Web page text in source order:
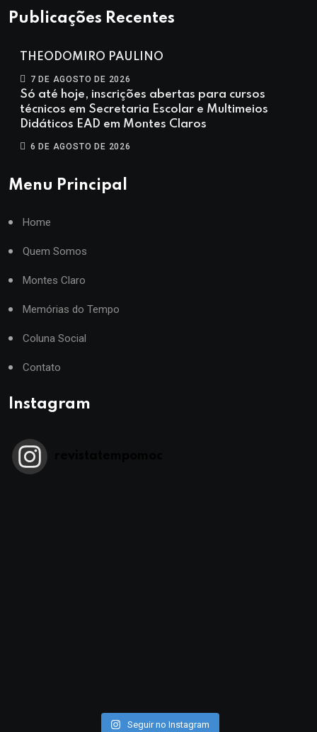
Publicações Recentes
THEODOMIRO PAULINO
7 DE AGOSTO DE 2026
Só até hoje, inscrições abertas para cursos
técnicos em Secretaria Escolar e Multimeios
Didáticos EAD em Montes Claros
6 DE AGOSTO DE 2026
Menu Principal
Home
Quem Somos
Montes Claro
Memórias do Tempo
Coluna Social
Contato
Instagram
Seguir no Instagram